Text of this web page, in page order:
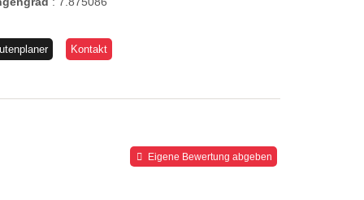
Kontakt
Eigene Bewertung abgeben